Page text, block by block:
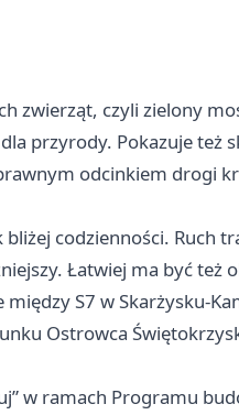
zwierząt, czyli zielony
przyrody. Pokazuje też
odcinkiem drogi
codzienności. Ruch
Łatwiej ma być też
S7 w Skarżysku-
Ostrowca
w ramach Programu